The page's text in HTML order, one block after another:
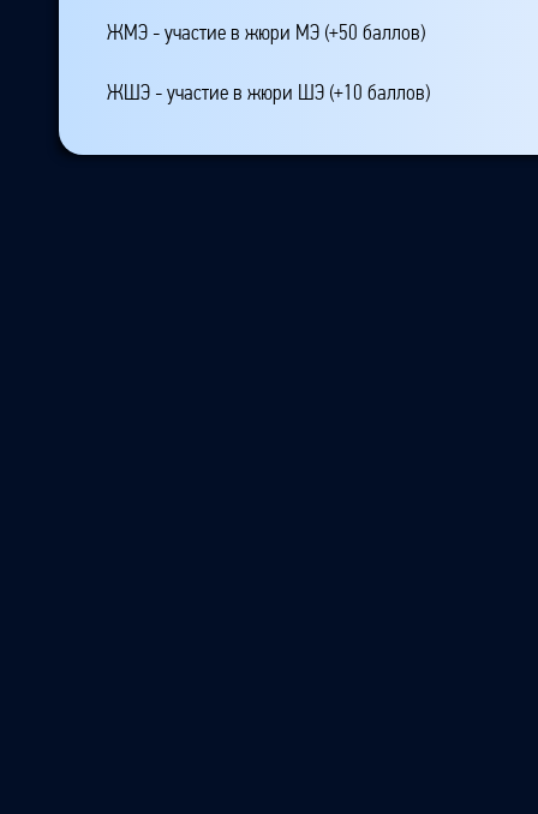
ЖМЭ - участие в жюри МЭ (+50 баллов)
ЖШЭ - участие в жюри ШЭ (+10 баллов)